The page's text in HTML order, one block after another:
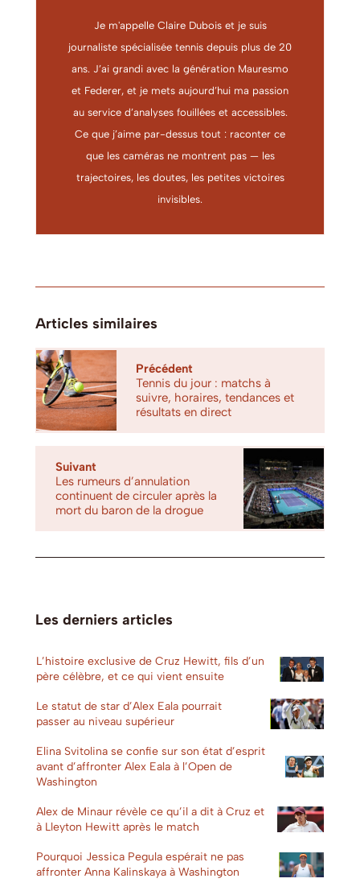
Je m'appelle Claire Dubois et je suis
journaliste spécialisée tennis depuis plus de 20
ans. J’ai grandi avec la génération Mauresmo
et Federer, et je mets aujourd’hui ma passion
au service d’analyses fouillées et accessibles.
Ce que j’aime par-dessus tout : raconter ce
que les caméras ne montrent pas — les
trajectoires, les doutes, les petites victoires
invisibles.
Articles similaires
Précédent
Tennis du jour : matchs à
suivre, horaires, tendances et
résultats en direct
Suivant
Les rumeurs d’annulation
continuent de circuler après la
mort du baron de la drogue
Les derniers articles
L’histoire exclusive de Cruz Hewitt, fils d’un
père célèbre, et ce qui vient ensuite
Le statut de star d’Alex Eala pourrait
passer au niveau supérieur
Elina Svitolina se confie sur son état d’esprit
avant d’affronter Alex Eala à l’Open de
Washington
Alex de Minaur révèle ce qu’il a dit à Cruz et
à Lleyton Hewitt après le match
Pourquoi Jessica Pegula espérait ne pas
affronter Anna Kalinskaya à Washington